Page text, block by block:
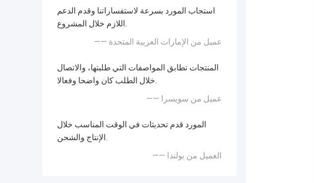
استجاب المورد بسرعة لاستفساراتنا وقدم الدعم
اللازم خلال المشروع.
—— عميل من الإمارات العربية المتحدة
المنتجات تطابق المواصفات التي طلبتها، والاتصال
خلال الطلب كان واضحا وفعالا.
—— عميل من سويسرا
المورد قدم تحديثات في الوقت المناسب خلال
الإنتاج والشحن.
—— العميل من بولندا